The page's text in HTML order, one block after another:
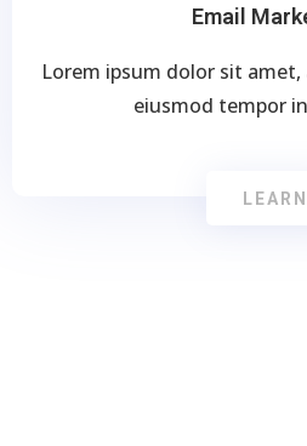
Email
Lorem ipsum dolor sit
eiusmod tempor
LEARN